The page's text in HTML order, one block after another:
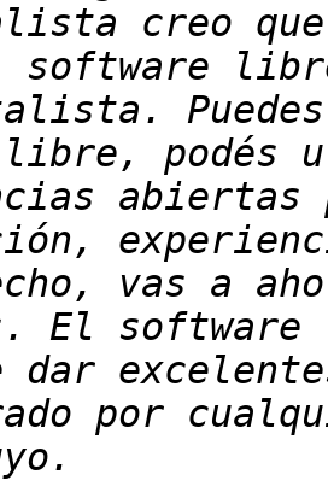
creo
abiertas
vas a
dar